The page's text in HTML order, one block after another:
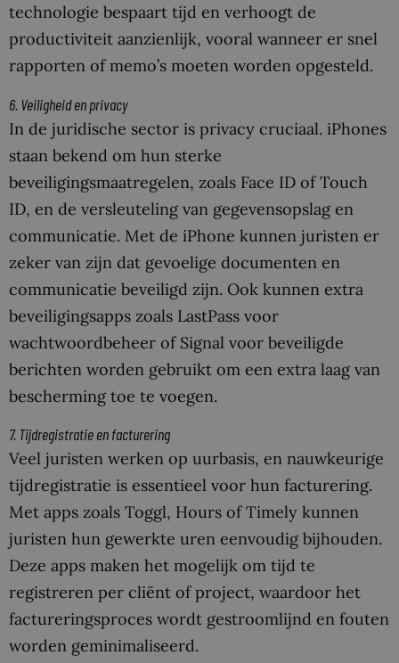
technologie bespaart tijd en verhoogt de
productiviteit aanzienlijk, vooral wanneer er snel
rapporten of memo’s moeten worden opgesteld.
6. Veiligheid en privacy
In de juridische sector is privacy cruciaal. iPhones
staan bekend om hun sterke
beveiligingsmaatregelen, zoals Face ID of Touch
ID, en de versleuteling van gegevensopslag en
communicatie. Met de iPhone kunnen juristen er
zeker van zijn dat gevoelige documenten en
communicatie beveiligd zijn. Ook kunnen extra
beveiligingsapps zoals LastPass voor
wachtwoordbeheer of Signal voor beveiligde
berichten worden gebruikt om een extra laag van
bescherming toe te voegen.
7. Tijdregistratie en facturering
Veel juristen werken op uurbasis, en nauwkeurige
tijdregistratie is essentieel voor hun facturering.
Met apps zoals Toggl, Hours of Timely kunnen
juristen hun gewerkte uren eenvoudig bijhouden.
Deze apps maken het mogelijk om tijd te
registreren per cliënt of project, waardoor het
factureringsproces wordt gestroomlijnd en fouten
worden geminimaliseerd.